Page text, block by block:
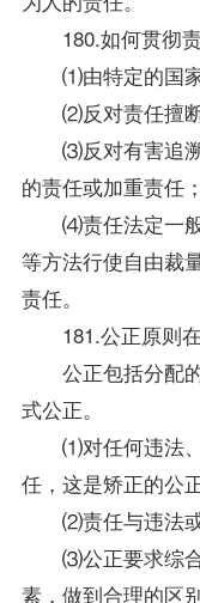
180.如何贯彻责
⑴由特定的国家
⑵反对责任擅断
⑶反对有害追溯
的责任或加重责任；
⑷责任法定一般
等方法行使自由裁
责任。
181.公正原则在
公正包括分配的
式公正。
⑴对任何违法、
任，这是矫正的公
⑵责任与违法或
⑶公正要求综合
素，做到合理的区